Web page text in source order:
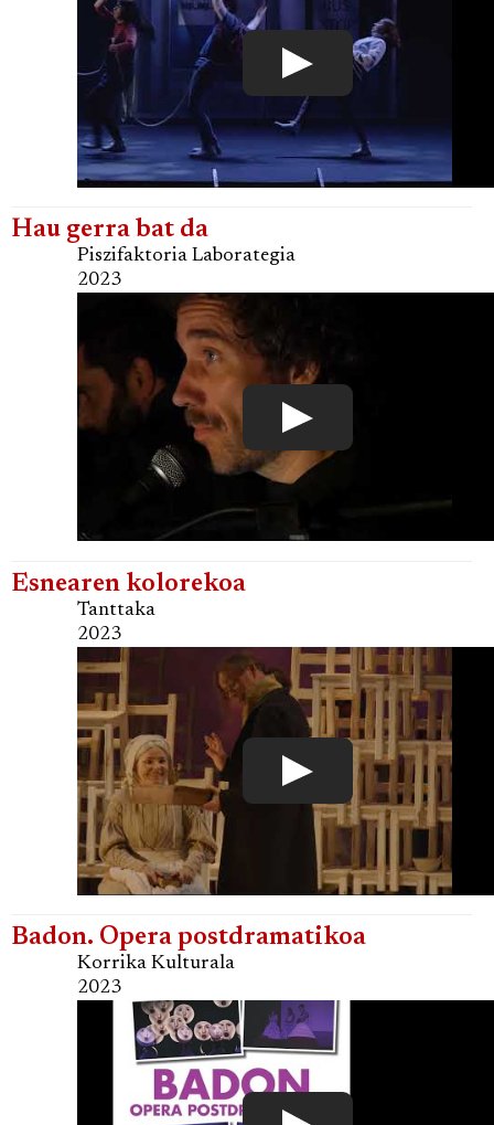
Hau gerra bat da
Piszifaktoria Laborategia
2023
Esnearen kolorekoa
Tanttaka
2023
Badon. Opera postdramatikoa
Korrika Kulturala
2023